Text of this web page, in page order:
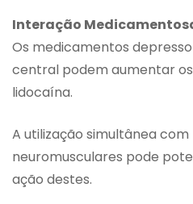
Interação
Os medicamentos
central podem aumentar
lidocaína.
A utilização simultânea
neuromusculares pode
ação destes.